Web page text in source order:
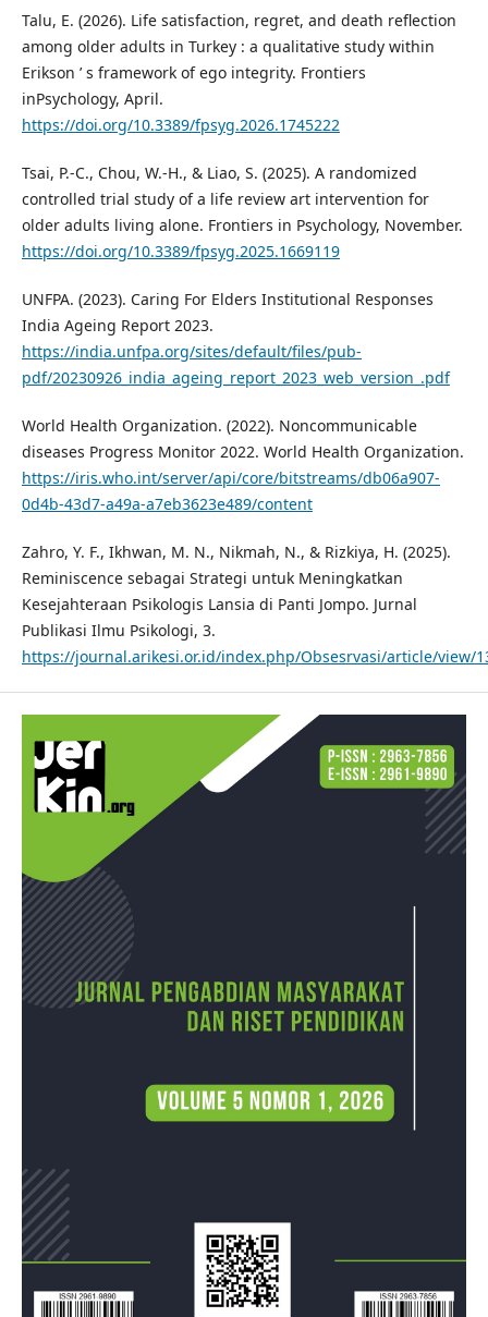
Talu, E. (2026). Life satisfaction, regret, and death reflection
among older adults in Turkey : a qualitative study within
Erikson ’ s framework of ego integrity. Frontiers
inPsychology, April.
https://doi.org/10.3389/fpsyg.2026.1745222
Tsai, P.-C., Chou, W.-H., & Liao, S. (2025). A randomized
controlled trial study of a life review art intervention for
older adults living alone. Frontiers in Psychology, November.
https://doi.org/10.3389/fpsyg.2025.1669119
UNFPA. (2023). Caring For Elders Institutional Responses
India Ageing Report 2023.
https://india.unfpa.org/sites/default/files/pub-
pdf/20230926_india_ageing_report_2023_web_version_.pdf
World Health Organization. (2022). Noncommunicable
diseases Progress Monitor 2022. World Health Organization.
https://iris.who.int/server/api/core/bitstreams/db06a907-
0d4b-43d7-a49a-a7eb3623e489/content
Zahro, Y. F., Ikhwan, M. N., Nikmah, N., & Rizkiya, H. (2025).
Reminiscence sebagai Strategi untuk Meningkatkan
Kesejahteraan Psikologis Lansia di Panti Jompo. Jurnal
Publikasi Ilmu Psikologi, 3.
https://journal.arikesi.or.id/index.php/Obsesrvasi/article/view/